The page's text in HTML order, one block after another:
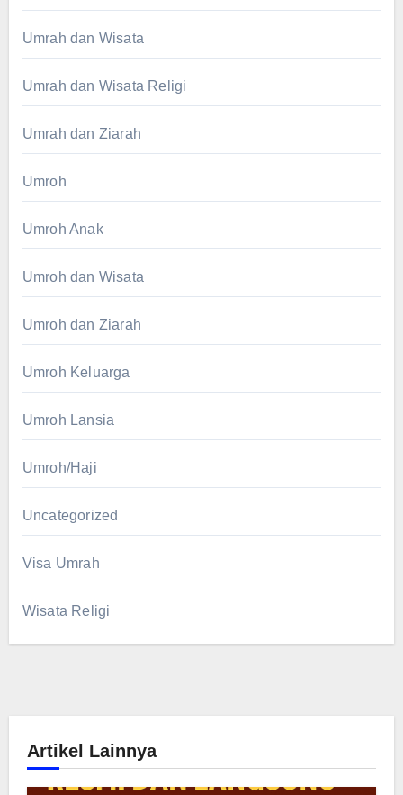
Umrah dan Wisata
Umrah dan Wisata Religi
Umrah dan Ziarah
Umroh
Umroh Anak
Umroh dan Wisata
Umroh dan Ziarah
Umroh Keluarga
Umroh Lansia
Umroh/Haji
Uncategorized
Visa Umrah
Wisata Religi
Artikel Lainnya